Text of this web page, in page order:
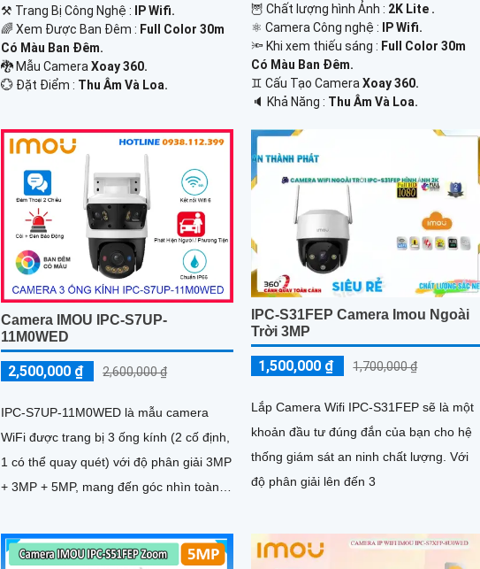
⚒ Trang Bị Công Nghệ :
IP Wifi.
🌈 Xem Được Ban Đêm : Full Color 30m
Có Màu Ban Ðêm.
🐉️ Mẫu CameraXoay 360.
️💮 Đặt Điểm : Thu Âm Và Loa.
🦉 Chất lượng hình Ảnh : 2K Lite .
⚛️ Camera Công nghệ :
IP Wifi.
🔦 Khi xem thiếu sáng : Full Color 30m
Có Màu Ban Ðêm.
♊ Cấu Tạo CameraXoay 360.
️🔈 Khả Năng : Thu Âm Và Loa.
Camera IMOU IPC-S7UP-
11M0WED
2,500,000 ₫ 2,600,000 ₫
IPC-S7UP-11M0WED là mẫu camera
WiFi được trang bị 3 ống kính (2 cố định,
1 có thể quay quét) với độ phân giải 3MP
+ 3MP + 5MP, mang đến góc nhìn toàn
quan sát ban đêm linh hoạt, giúp giám
sát hiệu quả trong mọi điều kiện ánh
IPC-S31FEP Camera Imou Ngoài
Trời 3MP
1,500,000 ₫ 1,700,000 ₫
Lắp Camera Wifi IPC-S31FEP sẽ là một
khoản đầu tư đúng đắn của bạn cho hệ
thống giám sát an ninh chất lượng. Với
độ phân giải lên đến 3